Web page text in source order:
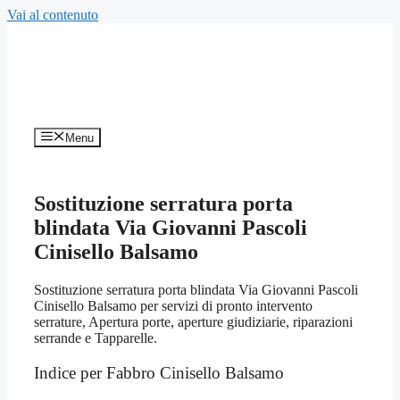
Vai al contenuto
Menu
Sostituzione serratura porta
blindata Via Giovanni Pascoli
Cinisello Balsamo
Sostituzione serratura porta blindata Via Giovanni Pascoli
Cinisello Balsamo per servizi di pronto intervento
serrature, Apertura porte, aperture giudiziarie, riparazioni
serrande e Tapparelle.
Indice per Fabbro Cinisello Balsamo